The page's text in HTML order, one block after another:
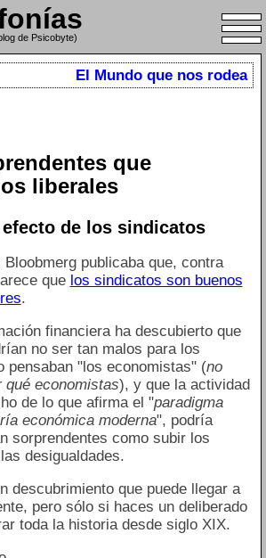
de Psicobyte)
El Mundo que nos rodea
que
liberales
de los sindicatos
publicaba que, contra
que los sindicatos son buenos
.
financiera ha descubierto que
no ser tan malos para los
pensaban "los economistas" (no
qué economistas), y que la actividad
de lo que afirma el "paradigma
económica moderna", podría
sorprendentes como subir los
desigualdades.
descubrimiento que puede llegar a
pero sólo si haces un deliberado
toda la historia desde siglo XIX.